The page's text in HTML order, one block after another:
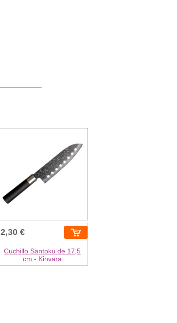
2,30 €
Cuchillo Santoku de 17,5
cm - Kinvara